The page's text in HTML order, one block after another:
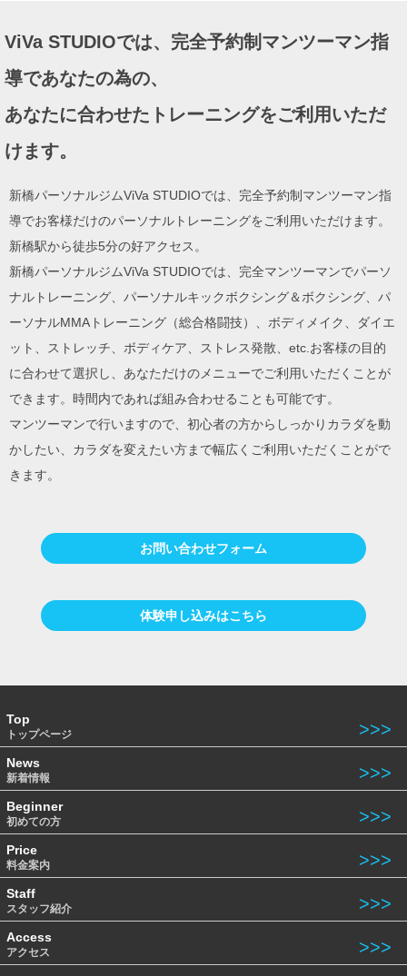
シ
ョ
ViVa STUDIOでは、完全予約制マンツーマン指
導であなたの為の、
あなたに合わせたトレーニングをご利用いただ
けます。
新橋パーソナルジムViVa STUDIOでは、完全予約制マンツーマン指
導でお客様だけのパーソナルトレーニングをご利用いただけます。
新橋駅から徒歩5分の好アクセス。
新橋パーソナルジムViVa STUDIOでは、完全マンツーマンでパーソ
ナルトレーニング、パーソナルキックボクシング＆ボクシング、パ
ーソナルMMAトレーニング（総合格闘技）、ボディメイク、ダイエ
ット、ストレッチ、ボディケア、ストレス発散、etc.お客様の目的
に合わせて選択し、あなただけのメニューでご利用いただくことが
できます。時間内であれば組み合わせることも可能です。
マンツーマンで行いますので、初心者の方からしっかりカラダを動
かしたい、カラダを変えたい方まで幅広くご利用いただくことがで
きます。
お問い合わせフォーム
体験申し込みはこちら
Top
トップページ
News
新着情報
Beginner
初めての方
Price
料金案内
Staff
スタッフ紹介
Access
アクセス